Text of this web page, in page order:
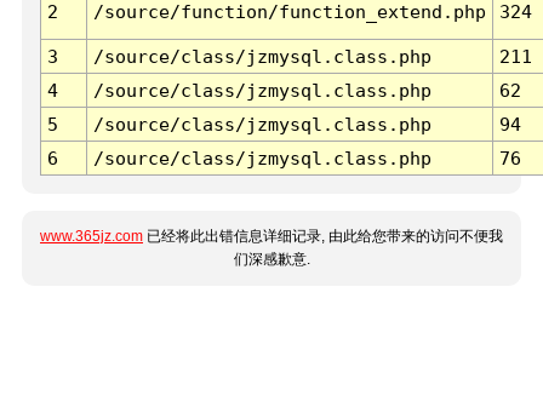
2 /source/function/function_extend.php 324
3 /source/class/jzmysql.class.php
211
4
/source/class/jzmysql.class.php
62
5
/source/class/jzmysql.class.php
94
6
/source/class/jzmysql.class.php 76
www.365jz.com 已经将此出错信息详细记录, 由此给您带来的访问不便我
们深感歉意.